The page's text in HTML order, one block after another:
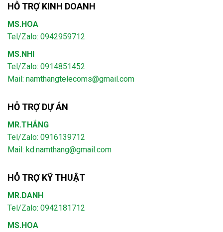
HỖ TRỢ KINH DOANH
MS.HOA
Tel/Zalo: 0942959712
MS.NHI
Tel/Zalo: 0914851452
Mail: namthangtelecoms@gmail.com
HỖ TRỢ DỰ ÁN
MR.THẮNG
Tel/Zalo: 0916139712
Mail: kd.namthang@gmail.com
HỖ TRỢ KỸ THUẬT
MR.DANH
Tel/Zalo: 0942181712
MS.HOA